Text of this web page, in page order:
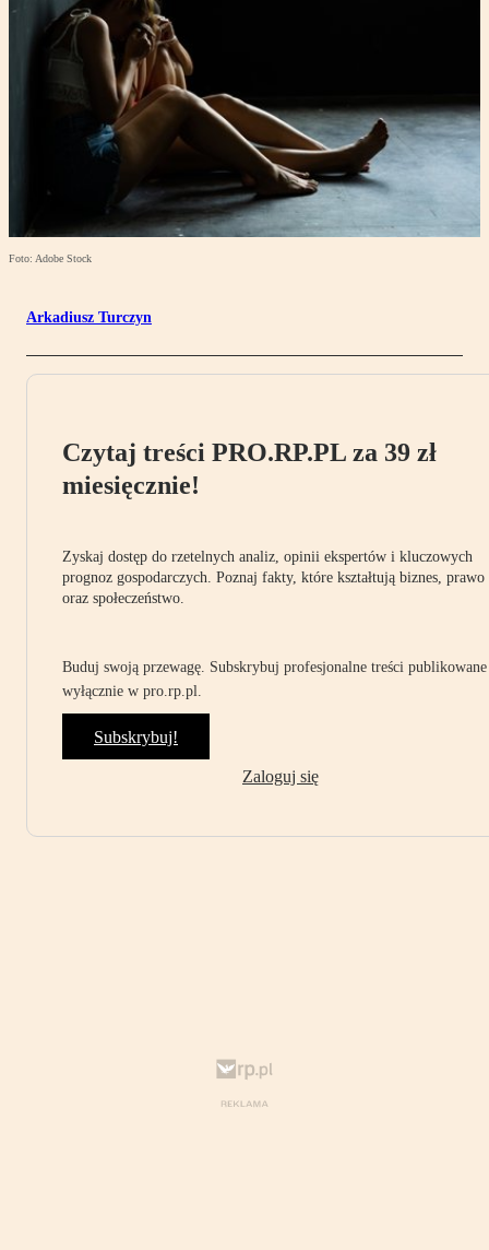
Foto: Adobe Stock
Arkadiusz Turczyn
Czytaj treści PRO.RP.PL za 39 zł
miesięcznie!
Zyskaj dostęp do rzetelnych analiz, opinii ekspertów i kluczowych
prognoz gospodarczych. Poznaj fakty, które kształtują biznes, prawo
oraz społeczeństwo.
Buduj swoją przewagę. Subskrybuj profesjonalne treści publikowane
wyłącznie w pro.rp.pl.
Subskrybuj!
Zaloguj się